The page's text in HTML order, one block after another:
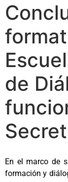
de
En el marco de
formación y